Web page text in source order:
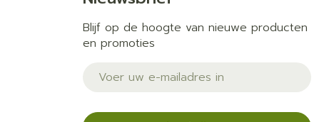
Blijf op de hoogte van nieuwe producten
en promoties
E-mail adres